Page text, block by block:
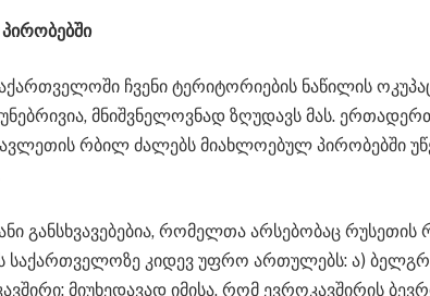
ჩვენი ტერიტორიების ნაწილის
მნიშვნელოვნად ზღუდავს მას.
რბილ ძალებს მიახლოებულ პირობებში
განსხვავებებია, რომელთა არსებობაც
საქართველოზე კიდევ უფრო ართულებს: ა)
მიუხედავად იმისა, რომ ევროკავშირის